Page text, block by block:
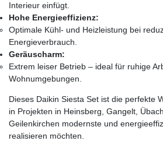
Interieur einfügt.
Hohe Energieeffizienz:
Optimale Kühl- und Heizleistung bei
Energieverbrauch.
Geräuscharm:
Extrem leiser Betrieb – ideal für ruhige
Wohnumgebungen.
Dieses Daikin Siesta Set ist die perfekte
in Projekten in Heinsberg, Gangelt,
Geilenkirchen modernste und
realisieren möchten.